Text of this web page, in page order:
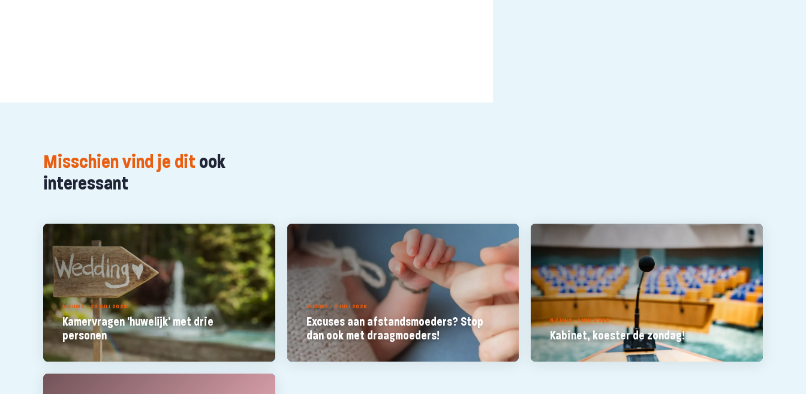
Misschien vind je dit ook
interessant
NIEUWS - 20 JULI 2026
Kamervragen 'huwelijk' met drie
personen
NIEUWS - 2 JULI 2026
Excuses aan afstandsmoeders? Stop
dan ook met draagmoeders!
NIEUWS - 1 JULI 2026
Kabinet, koester de zondag!